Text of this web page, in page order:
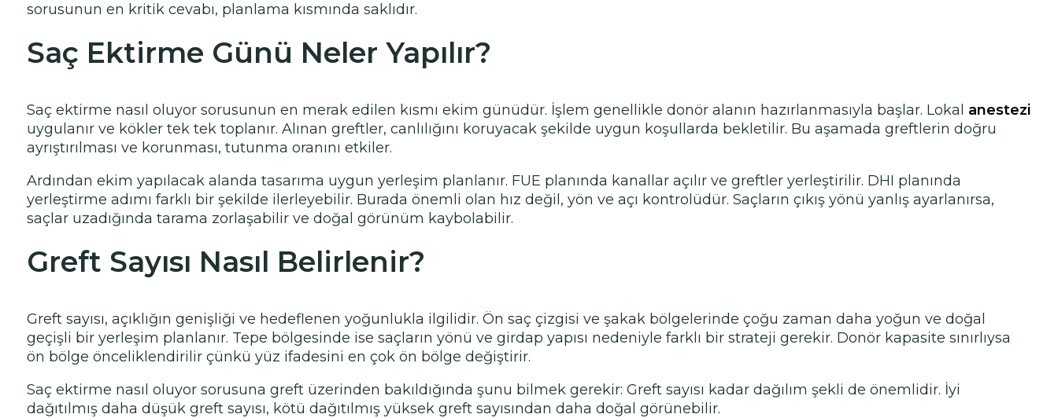
sorusunun en kritik cevabı, planlama kısmında saklıdır.
Saç Ektirme Günü Neler Yapılır?
Saç ektirme nasıl oluyor sorusunun en merak edilen kısmı ekim günüdür. İşlem genellikle donör alanın hazırlanmasıyla başlar. Lokal anestezi
uygulanır ve kökler tek tek toplanır. Alınan greftler, canlılığını koruyacak şekilde uygun koşullarda bekletilir. Bu aşamada greftlerin doğru
ayrıştırılması ve korunması, tutunma oranını etkiler.
Ardından ekim yapılacak alanda tasarıma uygun yerleşim planlanır. FUE planında kanallar açılır ve greftler yerleştirilir. DHI planında
yerleştirme adımı farklı bir şekilde ilerleyebilir. Burada önemli olan hız değil, yön ve açı kontrolüdür. Saçların çıkış yönü yanlış ayarlanırsa,
saçlar uzadığında tarama zorlaşabilir ve doğal görünüm kaybolabilir.
Greft Sayısı Nasıl Belirlenir?
Greft sayısı, açıklığın genişliği ve hedeflenen yoğunlukla ilgilidir. Ön saç çizgisi ve şakak bölgelerinde çoğu zaman daha yoğun ve doğal
geçişli bir yerleşim planlanır. Tepe bölgesinde ise saçların yönü ve girdap yapısı nedeniyle farklı bir strateji gerekir. Donör kapasite sınırlıysa
ön bölge önceliklendirilir çünkü yüz ifadesini en çok ön bölge değiştirir.
Saç ektirme nasıl oluyor sorusuna greft üzerinden bakıldığında şunu bilmek gerekir: Greft sayısı kadar dağılım şekli de önemlidir. İyi
dağıtılmış daha düşük greft sayısı, kötü dağıtılmış yüksek greft sayısından daha doğal görünebilir.